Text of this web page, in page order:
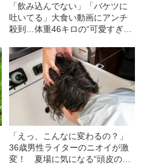
「飲み込んでない」「バケツに
吐いてる」大食い動画にアンチ
殺到…体重46キロの“可愛すぎ
す、“やらせ疑惑”への本音
「えっ、こんなに変わるの？」
36歳男性ライターのニオイが激
変！ 夏場に気になる“頭皮のニ